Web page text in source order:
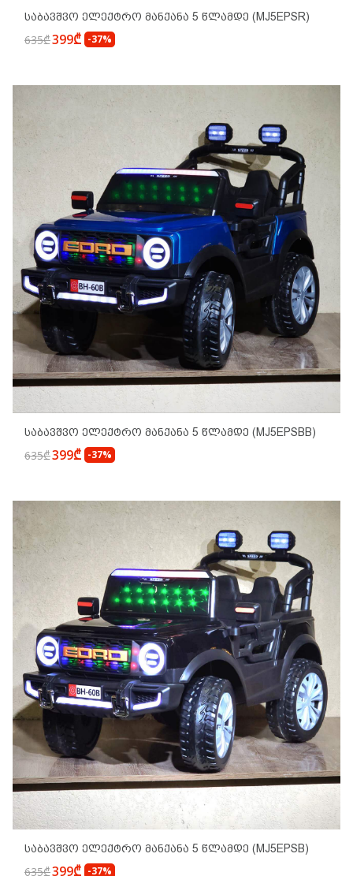
Საბავშვო Ელექტრო Მანქანა 5 Წლამდე (MJ5EPSR)
635₾399₾ -37%
Საბავშვო Ელექტრო Მანქანა 5 Წლამდე (MJ5EPSBB)
635₾399₾ -37%
Საბავშვო Ელექტრო Მანქანა 5 Წლამდე (MJ5EPSB)
635₾399₾ -37%